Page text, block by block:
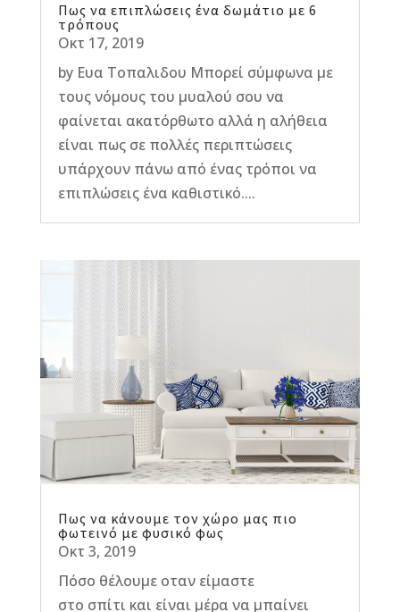
Πως να επιπλώσεις ένα δωμάτιο με 6
τρόπους
Οκτ 17, 2019
by Ευα Τοπαλιδου Μπορεί σύμφωνα με
τους νόμους του μυαλού σου να
φαίνεται ακατόρθωτο αλλά η αλήθεια
είναι πως σε πολλές περιπτώσεις
υπάρχουν πάνω από ένας τρόποι να
επιπλώσεις ένα καθιστικό....
Πως να κάνουμε τον χώρο μας πιο
φωτεινό με φυσικό φως
Οκτ 3, 2019
Πόσο θέλουμε οταν είμαστε
στο σπίτι και είναι μέρα να μπαίνει